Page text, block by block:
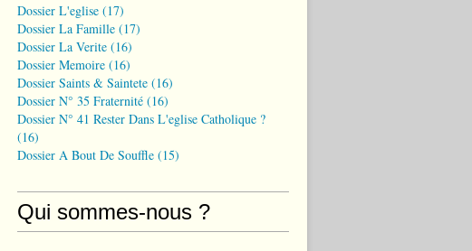
Dossier L'eglise (17)
Dossier La Famille (17)
Dossier La Verite (16)
Dossier Memoire (16)
Dossier Saints & Saintete (16)
Dossier N° 35 Fraternité (16)
Dossier N° 41 Rester Dans L'eglise Catholique ?
(16)
Dossier A Bout De Souffle (15)
Qui sommes-nous ?